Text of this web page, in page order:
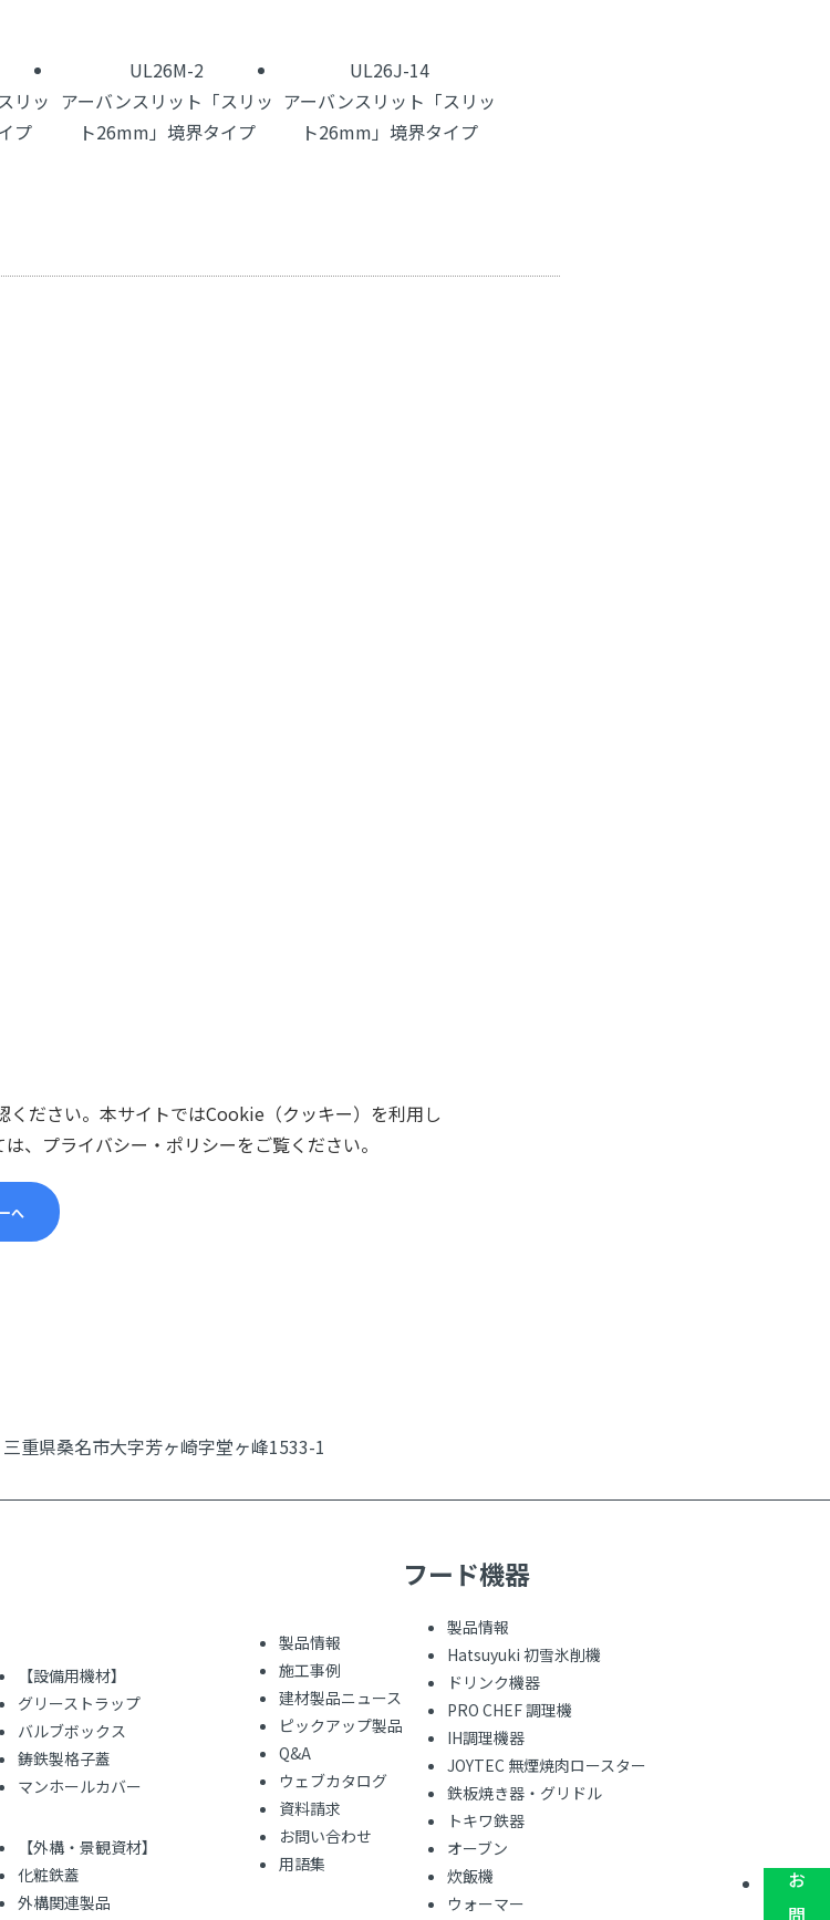
リッ
プ
UL26M-2
アーバンスリット「スリッ
ト26mm」境界タイプ
UL26J-14
アーバンスリット「スリッ
ト26mm」境界タイプ
ださい。本サイトではCookie（クッキー）を利用し
、プライバシー・ポリシーをご覧ください。
へ
重県桑名市大字芳ヶ崎字堂ヶ峰1533-1
【設備用機材】
グリーストラップ
バルブボックス
鋳鉄製格子蓋
マンホールカバー
【外構・景観資材】
化粧鉄蓋
外構関連製品
製品情報
施工事例
建材製品ニュース
ピックアップ製品
Q&A
ウェブカタログ
資料請求
お問い合わせ
用語集
フード機器
製品情報
Hatsuyuki 初雪氷削機
ドリンク機器
PRO CHEF 調理機
IH調理機器
JOYTEC 無煙焼肉ロースター
鉄板焼き器・グリドル
トキワ鉄器
オーブン
炊飯機
ウォーマー